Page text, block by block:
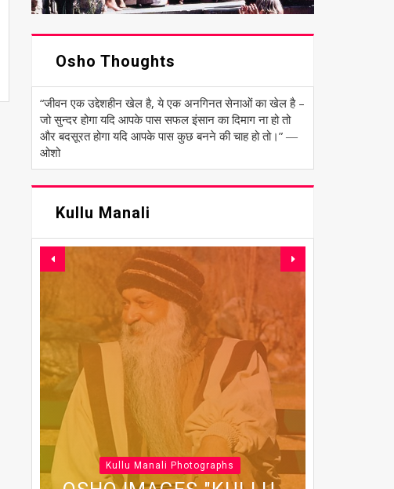
Osho Thoughts
“जीवन एक उद्देशहीन खेल है, ये एक अनगिनत सेनाओं का खेल है –
जो सुन्दर होगा यदि आपके पास सफल इंसान का दिमाग ना हो तो
और बदसूरत होगा यदि आपके पास कुछ बनने की चाह हो तो।” ―
ओशो
Kullu Manali
Kullu Manali Photographs